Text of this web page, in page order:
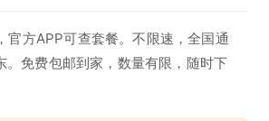
方APP可查套餐。不限速，全国通
免费包邮到家，数量有限，随时下